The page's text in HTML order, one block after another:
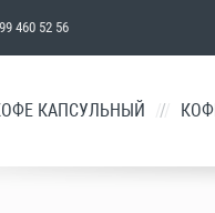
460 52 56
КАПСУЛЬНЫЙ /